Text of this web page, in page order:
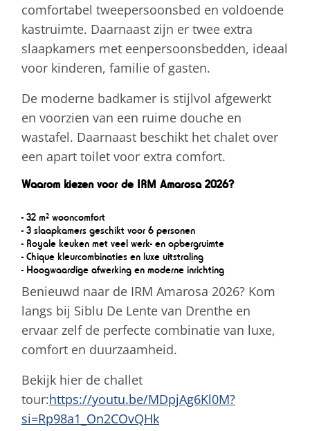
comfortabel tweepersoonsbed en voldoende
kastruimte. Daarnaast zijn er twee extra
slaapkamers met eenpersoonsbedden, ideaal
voor kinderen, familie of gasten.
De moderne badkamer is stijlvol afgewerkt
en voorzien van een ruime douche en
wastafel. Daarnaast beschikt het chalet over
een apart toilet voor extra comfort.
Waarom kiezen voor de IRM Amarosa 2026?
- 32 m² wooncomfort
- 3 slaapkamers geschikt voor 6 personen
- Royale keuken met veel werk- en opbergruimte
- Chique kleurcombinaties en luxe uitstraling
- Hoogwaardige afwerking en moderne inrichting
Benieuwd naar de IRM Amarosa 2026? Kom
langs bij Siblu De Lente van Drenthe en
ervaar zelf de perfecte combinatie van luxe,
comfort en duurzaamheid.
Bekijk hier de challet
tour:https://youtu.be/MDpjAg6Kl0M?
si=Rp98a1_On2COvQHk